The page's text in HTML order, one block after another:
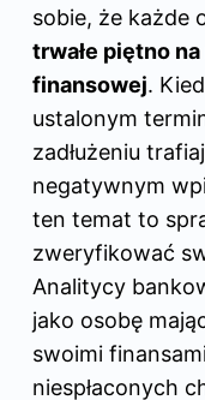
sobie, że każde
trwałe piętno
finansowej.
ustalonym
zadłużeniu
negatywnym
ten temat to
zweryfikować
Analitycy
jako osobę
swoimi
niespłaconych